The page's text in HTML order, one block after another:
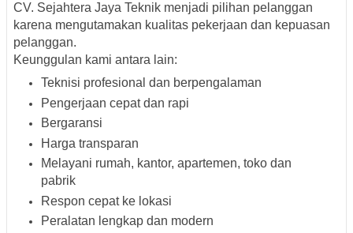
CV. Sejahtera Jaya Teknik menjadi pilihan pelanggan
karena mengutamakan kualitas pekerjaan dan kepuasan
pelanggan.
Keunggulan kami antara lain:
Teknisi profesional dan berpengalaman
Pengerjaan cepat dan rapi
Bergaransi
Harga transparan
Melayani rumah, kantor, apartemen, toko dan
pabrik
Respon cepat ke lokasi
Peralatan lengkap dan modern